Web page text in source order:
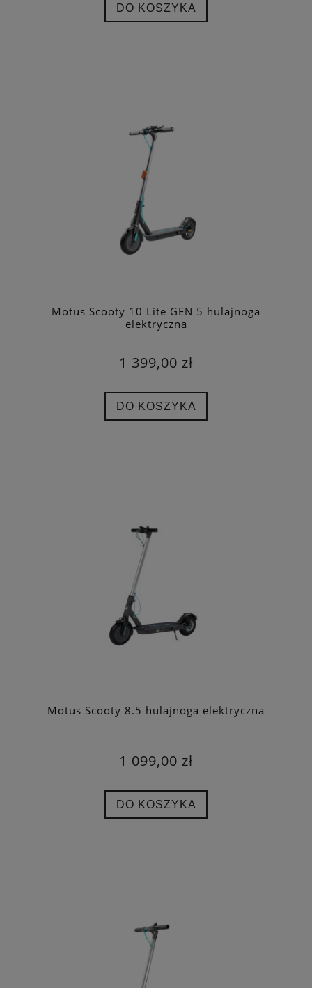
DO KOSZYKA
Motus Scooty 10 Lite GEN 5 hulajnoga
elektryczna
1 399,00 zł
DO KOSZYKA
Motus Scooty 8.5 hulajnoga elektryczna
1 099,00 zł
DO KOSZYKA